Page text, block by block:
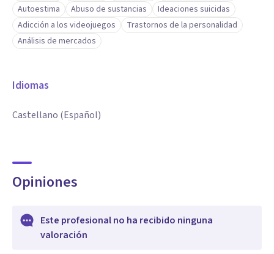
Autoestima
Abuso de sustancias
Ideaciones suicidas
Adicción a los videojuegos
Trastornos de la personalidad
Análisis de mercados
Idiomas
Castellano (Español)
Opiniones
Este profesional no ha recibido ninguna
valoración